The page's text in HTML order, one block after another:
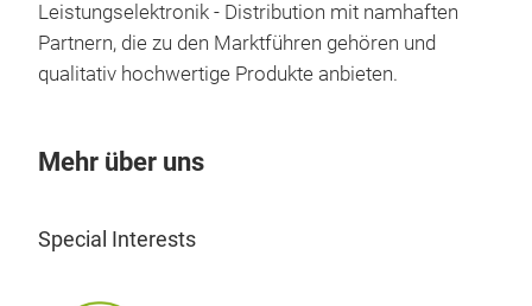
Leistungselektronik - Distribution mit namhaften
Partnern, die zu den Marktführen gehören und
qualitativ hochwertige Produkte anbieten.
Mehr über uns
Special Interests